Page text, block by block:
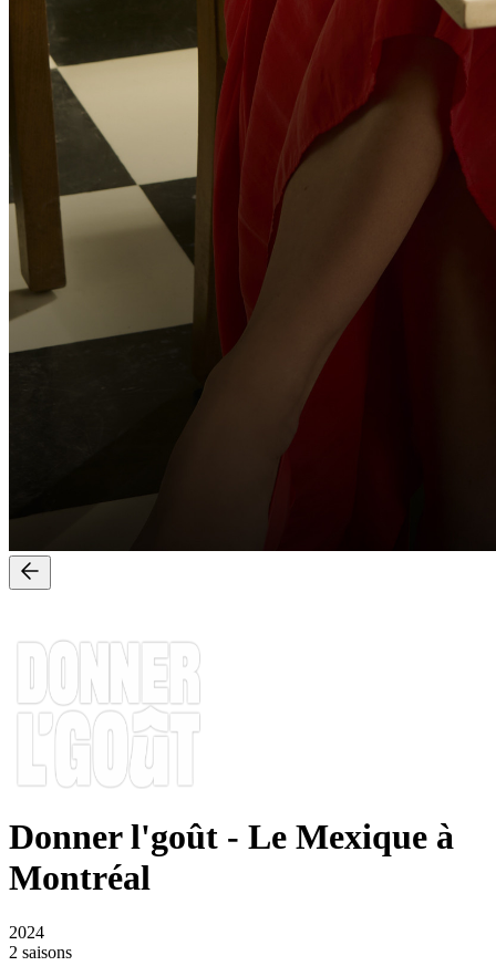
Donner l'goût - Le Mexique à
Montréal
2024
2 saisons